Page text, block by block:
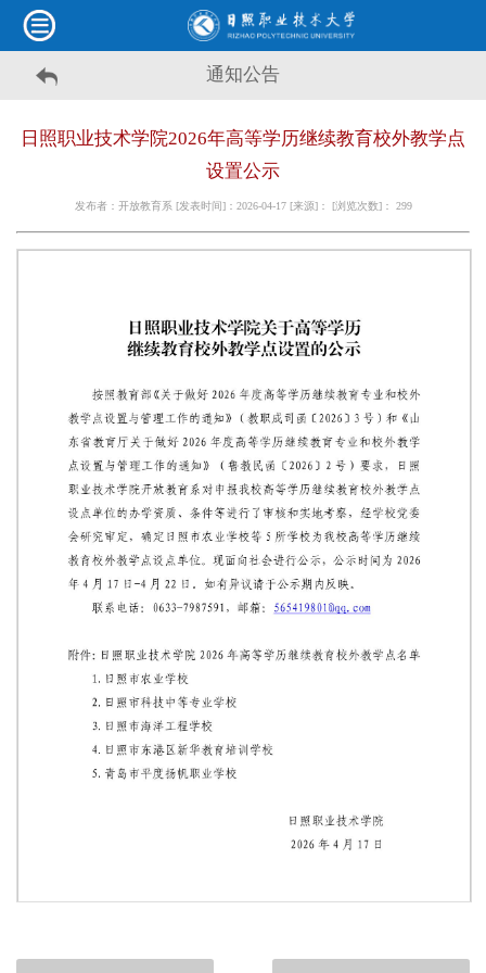
通知公告
日照职业技术学院2026年高等学历继续教育校外教学点
设置公示
发布者：开放教育系 [发表时间]：2026-04-17 [来源]： [浏览次数]： 299